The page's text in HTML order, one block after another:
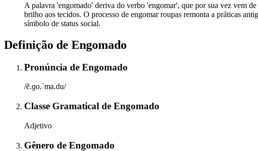
A palavra 'engomado' deriva do verbo 'engomar', que por sua vez vem
brilho aos tecidos. O processo de engomar roupas remonta a práticas
símbolo de status social.
Definição de Engomado
Pronúncia de Engomado
/ẽ.ɡo.ˈma.du/
Classe Gramatical de Engomado
Adjetivo
Gênero de Engomado